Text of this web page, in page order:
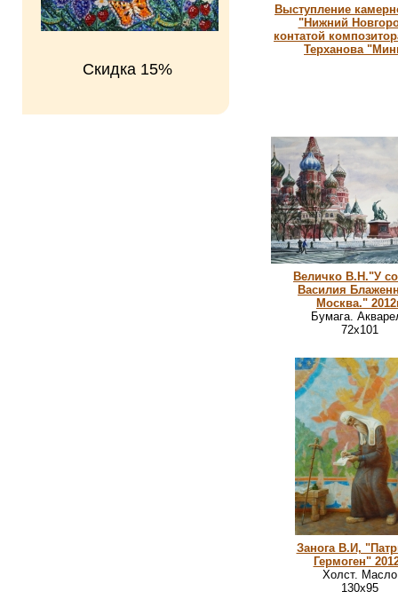
Скидка 15%
Выступление
"Нижний
контатой
Терханова
Величко В.Н."У
Василия
Москва."
Бумага.
72х101
Занога В.И,
Гермоген"
Холст. Масло
130х95